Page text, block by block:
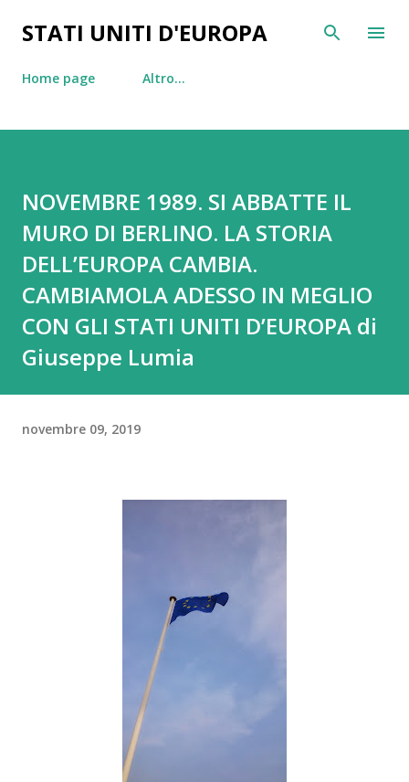
Passa ai contenuti principali
STATI UNITI D'EUROPA
Home page Altro…
NOVEMBRE 1989. SI ABBATTE IL
MURO DI BERLINO. LA STORIA
DELL’EUROPA CAMBIA.
CAMBIAMOLA ADESSO IN MEGLIO
CON GLI STATI UNITI D’EUROPA di
Giuseppe Lumia
novembre 09, 2019